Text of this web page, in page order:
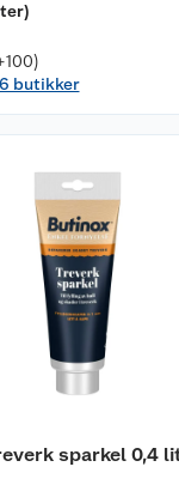
)
butikker
sparkel 0,4